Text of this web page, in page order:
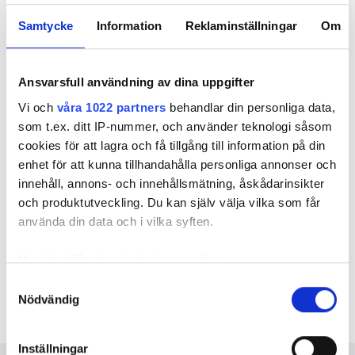
Samtycke Information Reklaminställningar Om
Ansvarsfull användning av dina uppgifter
Vi och våra 1022 partners behandlar din personliga data,
som t.ex. ditt IP-nummer, och använder teknologi såsom
cookies för att lagra och få tillgång till information på din
enhet för att kunna tillhandahålla personliga annonser och
innehåll, annons- och innehållsmätning, åskådarinsikter
och produktutveckling. Du kan själv välja vilka som får
använda din data och i vilka syften.
Med din tillåtelse skulle vi även vilja:
som kan ha en noggrannhet på upp till flera meter
Nödvändig
Inställningar
Nu är tävlingen ”Ventilation i energieffektiva
flerbostadshus” avgjord. Ingen vann. Foto: Getty Images
Obs! Montage
Inget bidrag klarade alla tuffa krav i Bebos
ventilationstävling. Men fyra bidrag
uppmärksammas och går vidare mot final –
TEXT